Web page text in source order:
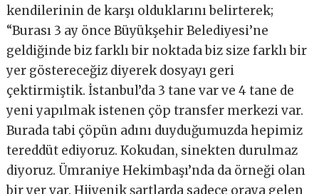
kendilerinin de karşı olduklarını belirterek;
“Burası 3 ay önce Büyükşehir Belediyesi’ne
geldiğinde biz farklı bir noktada biz size farklı bir
yer göstereceğiz diyerek dosyayı geri
çektirmiştik. İstanbul’da 3 tane var ve 4 tane de
yeni yapılmak istenen çöp transfer merkezi var.
Burada tabi çöpün adını duyduğumuzda hepimiz
tereddüt ediyoruz. Kokudan, sinekten durulmaz
diyoruz. Ümraniye Hekimbaşı’nda da örneği olan
bir yer var. Hijyenik şartlarda sadece oraya gelen